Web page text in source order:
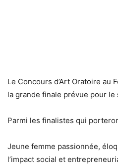
Le Concours d’Art Oratoire au
la grande finale prévue pour le
Parmi les finalistes qui
Jeune femme passionnée,
l’impact social et